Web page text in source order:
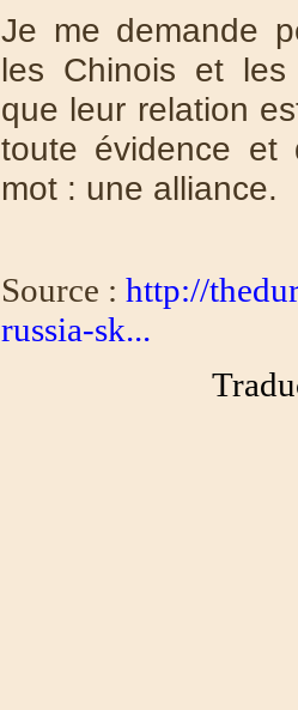
Je me demande
les Chinois et les
que leur relation
toute évidence et
mot : une alliance.
Source : http://
russia-sk...